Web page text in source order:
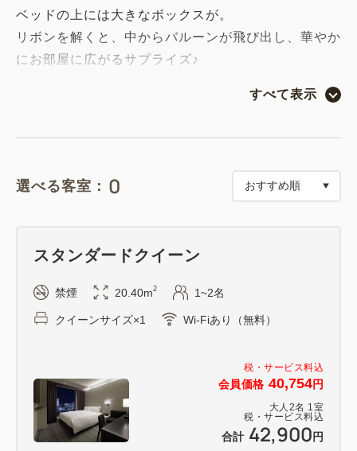
ベッドの上には大きなボックスが。
リボンを解くと、中からバルーンが飛び出し、華やか
にお部屋に広がるサプライズ♪
字入れができるのも嬉しいポイント。翌朝は13時レ
・キャンセルの場合、到着日の4日前よりバルーンボ
ックスについては100%のキャンセル料が発生しま
■ご朝食について
ご朝食ご希望の場合は、1名様3,850円にて追加可能
でございます。
ご希望の場合は事前にご連絡いただくかチェックイン
＜銀座の天空で味わう、優雅な朝食＞
焼きたての全粒粉ガレットやクレープ、グリル料理を
味わいながら、
すべて表示
選べる客室： 0
税・サービス料込
会員価格 40,754円
大人 2名 1 室
税・サービス料込
合計 42,900円
スタンダードクイーン
禁煙 20.40m2 1~2名
クイーンサイズ×1 Wi-Fiあり（無料）